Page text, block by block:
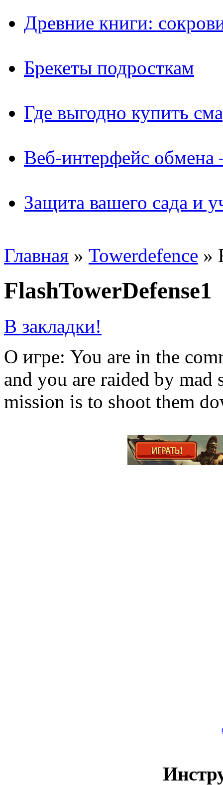
Древние книги:
Брекеты подросткам
Где выгодно купить
Веб-интерфейс
Защита вашего сада и
Главная » Towerdefence »
FlashTowerDefense1
В закладки!
О игре: You are in the
and you are raided by mad
mission is to shoot them